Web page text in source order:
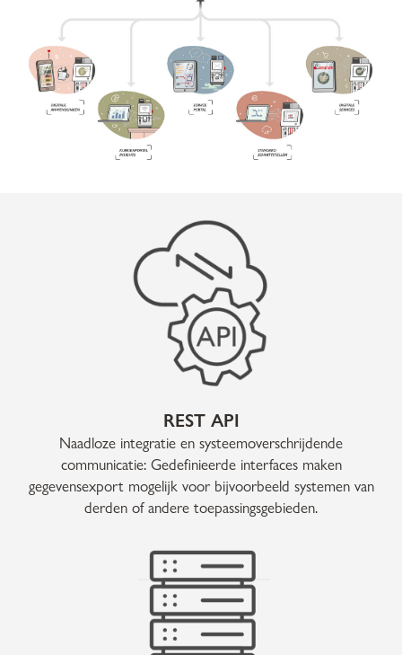
REST API
Naadloze integratie en systeemoverschrijdende
communicatie: Gedefinieerde interfaces maken
gegevensexport mogelijk voor bijvoorbeeld systemen van
derden of andere toepassingsgebieden.